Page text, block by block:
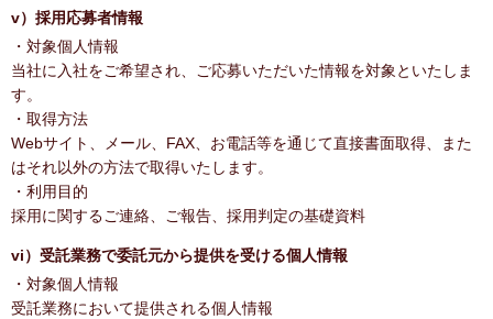
v）採用応募者情報
・対象個人情報
当社に入社をご希望され、ご応募いただいた情報を対象といたしま
す。
・取得方法
Webサイト、メール、FAX、お電話等を通じて直接書面取得、また
はそれ以外の方法で取得いたします。
・利用目的
採用に関するご連絡、ご報告、採用判定の基礎資料
vi）受託業務で委託元から提供を受ける個人情報
・対象個人情報
受託業務において提供される個人情報